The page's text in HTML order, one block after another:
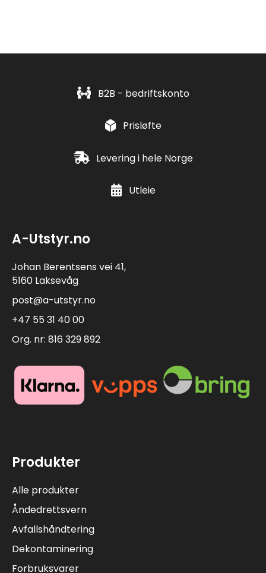
B2B - bedriftskonto
Prisløfte
Levering i hele Norge
Utleie
A-Utstyr.no
Johan Berentsens vei 41,
5160 Laksevåg
post@a-utstyr.no
+47 55 31 40 00
Org. nr: 816 329 892
Produkter
Alle produkter
Åndedrettsvern
Avfallshåndtering
Dekontaminering
Forbruksvarer